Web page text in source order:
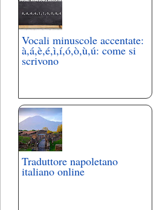
Vocali minuscole accentate:
à,á,è,é,ì,í,ó,ò,ù,ú: come si
scrivono
Traduttore napoletano
italiano online